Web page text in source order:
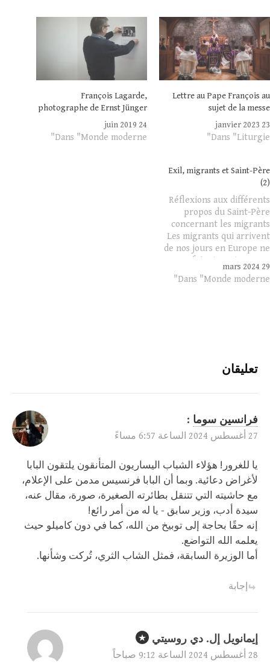
Lettre au Pape François au
sujet de la messe
23 janvier 2023
Dans "Liturgie"
François Lagarde,
photographe de Ernst Jünger
24 juin 2019
Dans "Monde moderne"
Exil, migrants et Saint-Père
(2)
Réflexions aux différents
propos du Saint-Père
concernant les migrants
Les migrants qui arrivent
de nos jours en Europe ne
fuient pas tous une
situation catastrophique.
Ils arrivent souvent en
29 mars 2024
Dans "Monde moderne"
تعليقان
فرانسين سوما :
27 أغسطس 2024 الساعة 6:57 مساءً
يا للغرور! هؤلاء الشباب اليساريون المتأنقون يلتقون البابا
لأغراض دعائية. وبما أن البابا فرنسيس مدمن على الإعلام،
مع حاشيته التي تتنقل بطائرته الصغيرة، صورة، مقال عنه،
سيدة أدب، وزير سابق - يا له من أمر رائع!
إنه حقًا بحاجة إلى توبيخ من الله، كما في دون كاميلو حيث
يعلمه الله التواضع.
أما الوزيرة السابقة، فمثل الشاب الثري، تُركت وشأنها.
إجابة
إيمانويل إل. دي روسيتي
28 أغسطس 2024 الساعة 9:12 صباحاً